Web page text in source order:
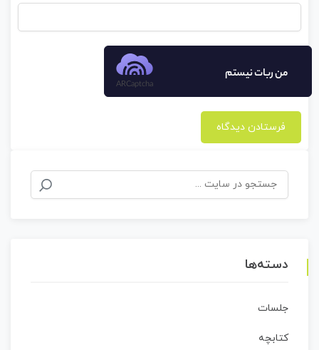
من ربات نیستم
ARCaptcha
جستجو
برای:
دسته‌ها
جلسات
کتابچه